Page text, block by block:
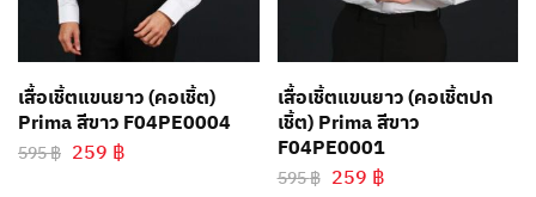
เสื้อเชิ้ตแขนยาว (คอเชิ้ต)
Prima สีขาว F04PE0004
595฿ 259 ฿
เสื้อเชิ้ตแขนยาว (คอเชิ้ตปก
เชิ้ต) Prima สีขาว
F04PE0001
595฿ 259 ฿